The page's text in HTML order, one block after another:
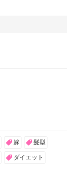
嫁 髪型
ダイエット